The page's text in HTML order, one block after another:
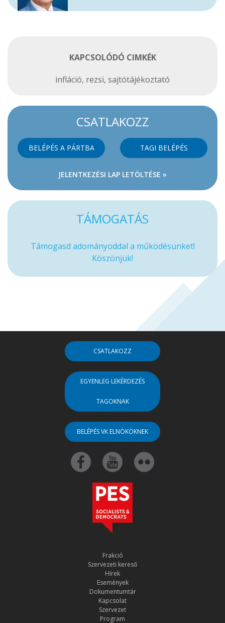
KAPCSOLÓDÓ CIMKÉK
infláció, rezsi, sajtótájékoztató
CSATLAKOZZ
BELÉPÉS A PÁRTBA TAGI BELÉPÉS
JELENTKEZÉSI LAP LETÖLTÉSE »
TÁMOGATÁS
Támogasd adományoddal a működésünket!
Köszönjük!
CSATLAKOZZ
EGYENLEG LEKÉRDEZÉS
TAGOKNAK
BELÉPÉS VK ELNÖKÖKNEK
Frakció
Szervezeti kereső
Hírek
Események
Dokumentumtár
Kapcsolat
Szervezet
Program